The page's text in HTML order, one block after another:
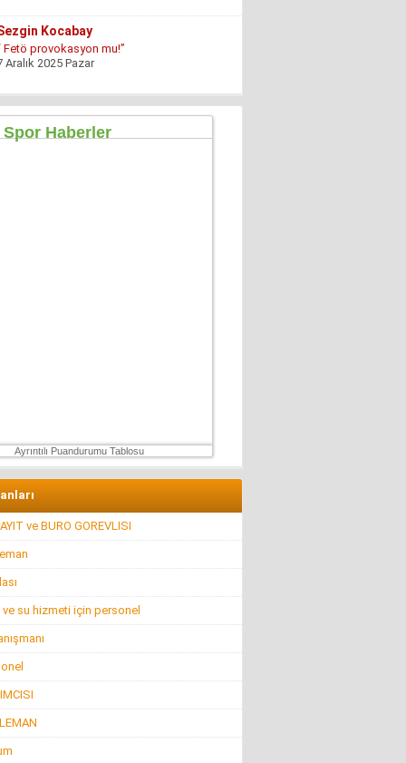
Kocabay
Fetö provokasyon mu!”
Aralık 2025 Pazar
Kaya
anayasa çalışmaları gene gündemde !
Ayrıntılı Puandurumu Tablosu
ve BURO GOREVLISI
su hizmeti için personel